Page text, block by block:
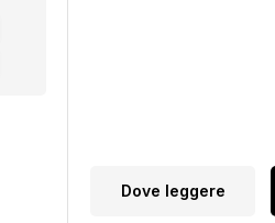
Dove leggere